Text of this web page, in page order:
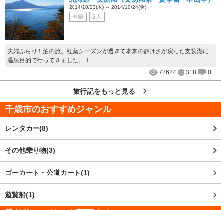
2014/10/23(木) ～ 2014/10/24(金)
夫婦 2人
夫婦ぶらり１泊の旅。紅葉シーズンが過ぎて本来の静けさが戻った支笏湖に
温泉目的で行ってきました。１...
72624
318 0
旅行記をもっと見る
千歳市のおすすめジャンル
レンタカー(8)
その他乗り物(3)
ゴーカート・公道カート(1)
遊覧船(1)